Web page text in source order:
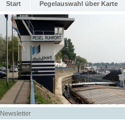
Start Pegelauswahl über Karte
Newsletter